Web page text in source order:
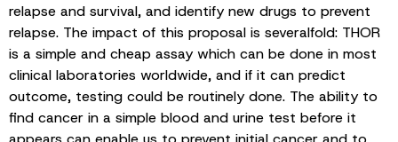
relapse and survival, and identify new drugs to prevent
relapse. The impact of this proposal is severalfold: THOR
is a simple and cheap assay which can be done in most
clinical laboratories worldwide, and if it can predict
outcome, testing could be routinely done. The ability to
find cancer in a simple blood and urine test before it